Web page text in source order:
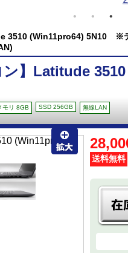
3510 (Win11pro64) 5N10 ※
ン】Latitude
モリ 8GB SSD 256GB 無線LAN
送料無料